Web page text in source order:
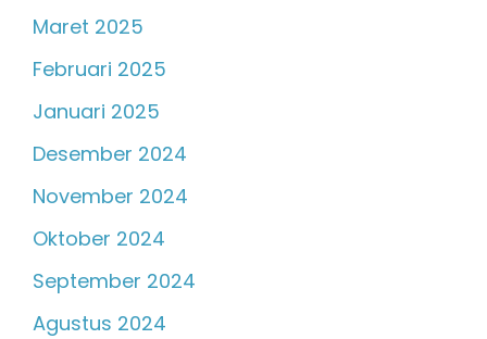
Maret 2025
Februari 2025
Januari 2025
Desember 2024
November 2024
Oktober 2024
September 2024
Agustus 2024